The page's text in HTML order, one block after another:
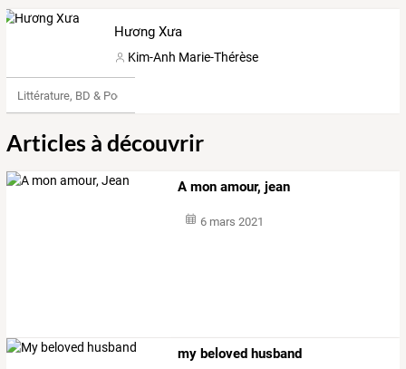
Hương Xưa
Kim-Anh Marie-Thérèse
Littérature, BD & Poésie
Articles à découvrir
A mon amour, jean
6 mars 2021
my beloved husband